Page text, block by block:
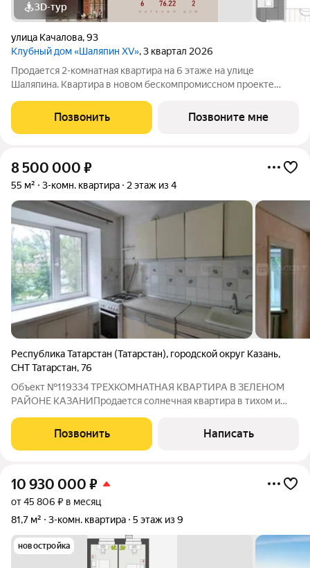
3D-тур
улица Качалова,93
Клубный дом «Шаляпин XV», 3 квартал 2026
Продается 2-комнатная квартира на 6 этаже на улице
Шаляпина. Квартира в новом бескомпромиссном проекте
комплексов премиум-класса в Казани. Всего 116 квартир, 10
этажей и закрытый двор-парк.
Позвонить Позвоните мне
8 500 000 ₽
55 м² 3-комн. квартира 2 этаж из 4
Республика Татарстан (Татарстан), городской округ Казань,
СНТ Татарстан,76
Объект №119334 ТРЕХКОМНАТНАЯ КВАРТИРА В ЗЕЛЕНОМ
РАЙОНЕ КАЗАНИПродается солнечная квартира в тихом и
фонда. Квартира под ремонт в кирпичном доме, подойдет для
молодой семьи с детьми, так и для
Позвонить Написать
10 930 000 ₽
от 45 806 ₽ в месяц
81,7 м²
3-комн. квартира 5 этаж из 9
новостройка